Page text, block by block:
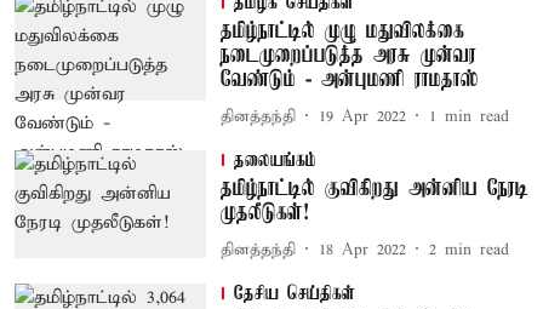
தமிழ்நாட்டில் முழு மதுவிலக்கை
நடைமுறைப்படுத்த அரசு முன்வர
வேண்டும் - அன்புமணி ராமதாஸ்
தினத்தந்தி 19 Apr 2022 1 min read
தலையங்கம்
தமிழ்நாட்டில் குவிகிறது அன்னிய நேரடி
முதலீடுகள்!
தினத்தந்தி 18 Apr 2022 2 min read
தேசிய செய்திகள்